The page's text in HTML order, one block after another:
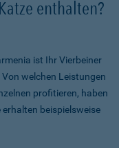
enthalten?
ist Ihr Vierbeiner
Von welchen Leistungen
profitieren, haben
beispielsweise